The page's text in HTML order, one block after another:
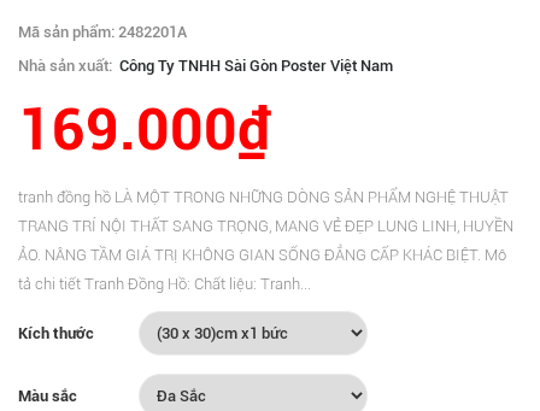
Mã sản phẩm: 2482201A
Nhà sản xuất: Công Ty TNHH Sài Gòn Poster Việt Nam
169.000₫
tranh đồng hồ LÀ MỘT TRONG NHỮNG DÒNG SẢN PHẨM NGHỆ THUẬT
TRANG TRÍ NỘI THẤT SANG TRỌNG, MANG VẺ ĐẸP LUNG LINH, HUYỀN
ẢO. NÂNG TẦM GIÁ TRỊ KHÔNG GIAN SỐNG ĐẲNG CẤP KHÁC BIỆT. Mô
tả chi tiết Tranh Đồng Hồ: Chất liệu: Tranh...
Kích thước
Màu sắc